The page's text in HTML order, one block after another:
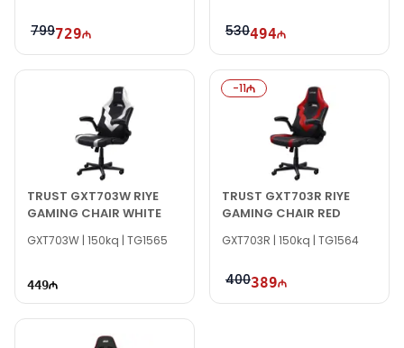
799729 530494
TRUST GXT703W RIYE
GAMING CHAIR WHITE
GXT703W | 150kq | TG1565
449
-11
TRUST GXT703R RIYE
GAMING CHAIR RED
GXT703R | 150kq | TG1564
400389